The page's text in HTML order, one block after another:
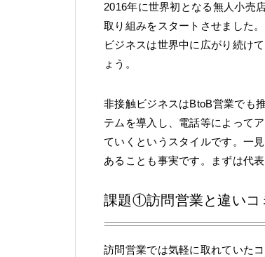
2016年に世界初となる無人小売
取り組みをスタートさせました
ビジネスは世界中に広がり続け
ょう。
非接触ビジネスはBtoB営業でも
テムを導入し、電話等によって
ていくというスタイルです。一
あることも事実です。まずは代
課題①訪問営業と違いコ
訪問営業では気軽に取れていた